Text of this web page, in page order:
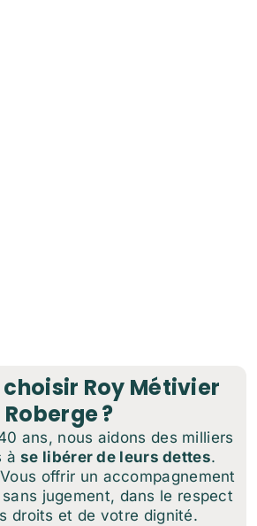
Roy Métivier
Roberge ?
ans, nous aidons des milliers
àse libérer de leurs dettes.
offrir un accompagnement
jugement, dans le respect
droits et de votre dignité.